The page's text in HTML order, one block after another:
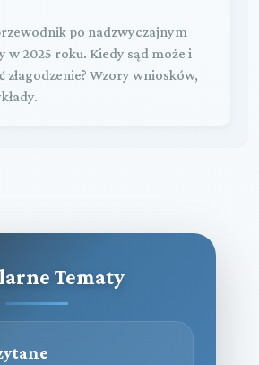
po nadzwyczajnym
w 2025 roku. Kiedy sąd może i
złagodzenie? Wzory wniosków,
Tematy